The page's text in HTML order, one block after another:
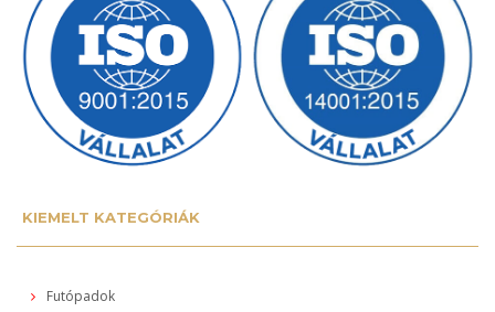
KIEMELT KATEGÓRIÁK
Futópadok